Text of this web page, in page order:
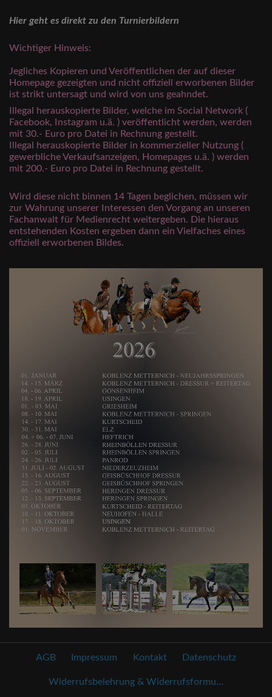
Hier geht es direkt zu den Turnierbildern
Wichtiger Hinweis:
Jegliches Kopieren und Veröffentlichen der auf dieser
Homepage gezeigten und nicht offiziell erworbenen Bilder
ist strikt untersagt und wird von uns geahndet.
Illegal herauskopierte Bilder, welche im Social Network (
Facebook, Instagram u.ä. ) veröffentlicht werden, werden
mit 30.- Euro pro Datei in Rechnung gestellt.
Illegal herauskopierte Bilder in kommerzieller Nutzung (
gewerbliche Verkaufsanzeigen, Homepages u.ä. ) werden
mit 200.- Euro pro Datei in Rechnung gestellt.
Wird diese nicht binnen 14 Tagen beglichen, müssen wir
zur Wahrung unserer Interessen den Vorgang an unseren
Fachanwalt für Medienrecht weitergeben. Die hieraus
entstehenden Kosten ergeben dann ein Vielfaches eines
offiziell erworbenen Bildes.
AGB Impressum Kontakt Datenschutz
Widerrufsbelehrung & Widerrufsformu...